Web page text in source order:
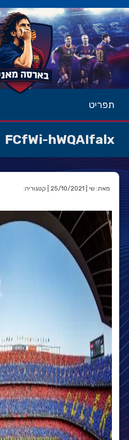
תפריט
FCfWi-hWQAIfalx
מאת: שי | 25/10/2021 | קטגוריה: